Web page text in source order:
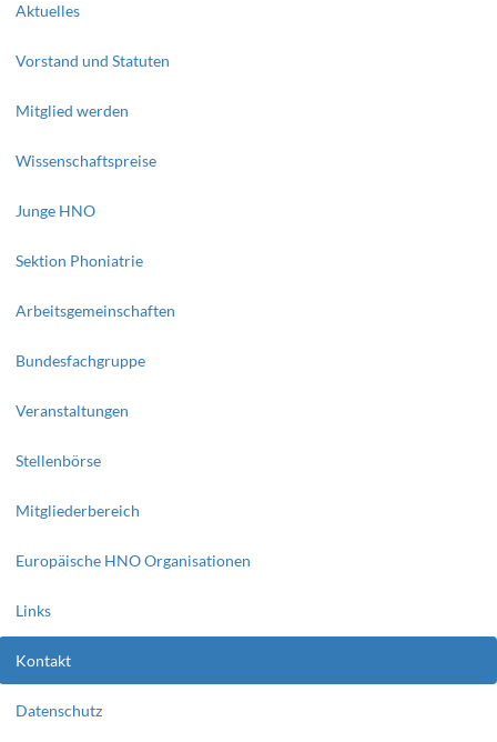
Aktuelles
Vorstand und Statuten
Mitglied werden
Wissenschaftspreise
Junge HNO
Sektion Phoniatrie
Arbeitsgemeinschaften
Bundesfachgruppe
Veranstaltungen
Stellenbörse
Mitgliederbereich
Europäische HNO Organisationen
Links
Kontakt
Datenschutz